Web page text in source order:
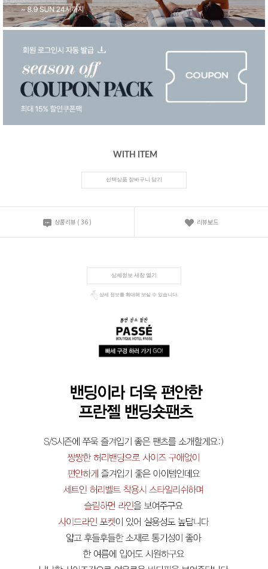
WITH ITEM
선택상품 장바구니 담기
상품리뷰 ( 36 ) 리뷰보드
상세정보 새창 열기
상세 정보를 확대해 보실 수 있습니다.